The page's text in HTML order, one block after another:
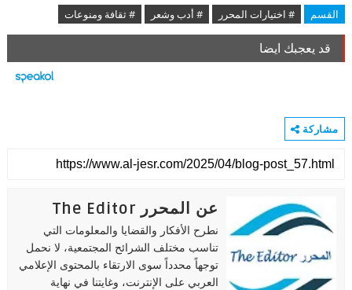
القسم # اختيارات المحرر # أدب وشعر # ثقافة ومنوعات
قد يعجبك ايضا
مشاركة
عن المحرر The Editor
نطرح الأفكار والقضايا والمعلومات التي
تناسب مختلف الشرائح المجتمعية، لا نحمل
توجهاً محدداً سوى الارتقاء بالمحتوى الإعلامي
العربي على الإنترنت، وغايتنا في نهاية